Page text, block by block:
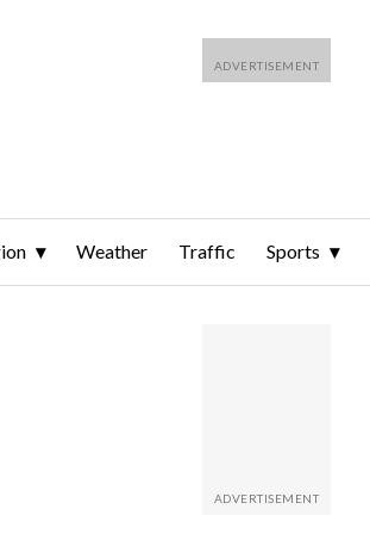
Weather Traffic Sports